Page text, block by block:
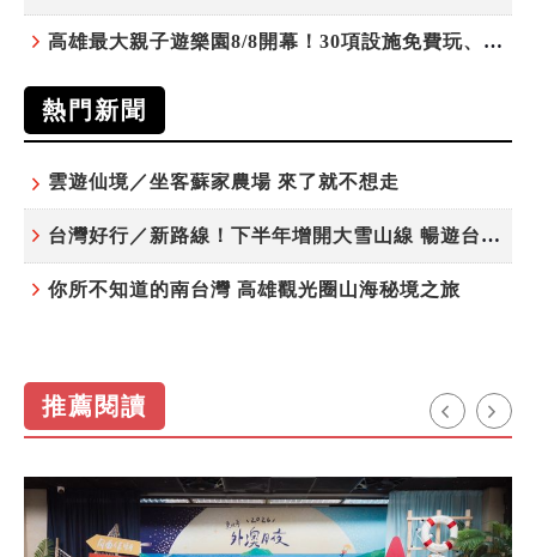
高雄最大親子遊樂園8/8開幕！30項設施免費玩、YOYO家族嗨翻暑假
熱門新聞
雲遊仙境／坐客蘇家農場 來了就不想走
台灣好行／新路線！下半年增開大雪山線 暢遊台中更便利
你所不知道的南台灣 高雄觀光圈山海秘境之旅
推薦閱讀